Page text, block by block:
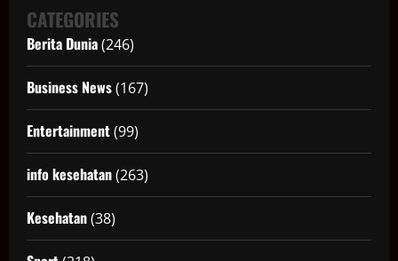
CATEGORIES
Berita Dunia(246)
Business News(167)
Entertainment(99)
info kesehatan(263)
Kesehatan(38)